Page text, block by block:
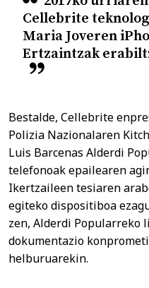
Cellebrite
Maria Joveren
Ertzaintzak
Bestalde, Cellebrite
Polizia Nazionalaren
Luis Barcenas Alderdi
telefonoak epailearen
Ikertzaileen tesiaren
egiteko dispositiboa
zen, Alderdi Popularreko
dokumentazio
helburuarekin.